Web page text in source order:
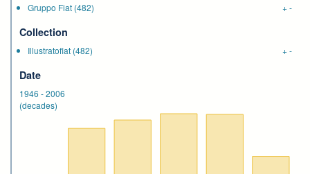
Gruppo Fiat (482) +-
Collection
Illustratofiat (482) +-
Date
1946 -2006
(decades)